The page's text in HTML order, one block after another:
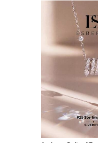
#4 Más vendidos